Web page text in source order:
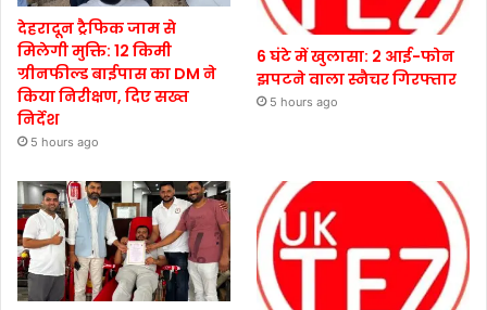
देहरादून ट्रैफिक जाम से
मिलेगी मुक्ति: 12 किमी
ग्रीनफील्ड बाईपास का DM ने
किया निरीक्षण, दिए सख्त
निर्देश
5 hours ago
6 घंटे में खुलासा: 2 आई-फोन
झपटने वाला स्नैचर गिरफ्तार
5 hours ago